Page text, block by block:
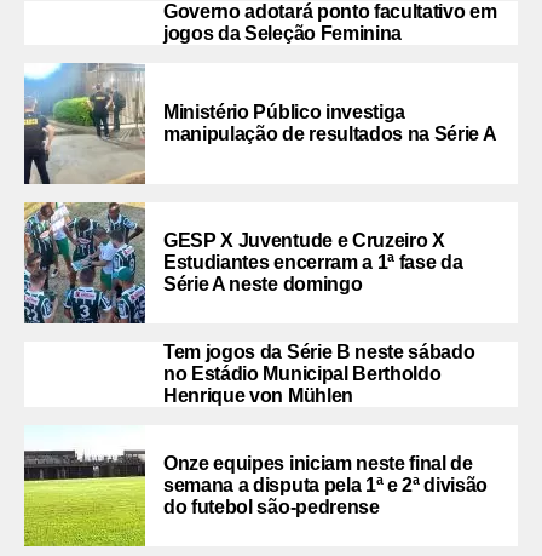
Governo adotará ponto facultativo em
jogos da Seleção Feminina
Ministério Público investiga
manipulação de resultados na Série A
GESP X Juventude e Cruzeiro X
Estudiantes encerram a 1ª fase da
Série A neste domingo
Tem jogos da Série B neste sábado
no Estádio Municipal Bertholdo
Henrique von Mühlen
Onze equipes iniciam neste final de
semana a disputa pela 1ª e 2ª divisão
do futebol são-pedrense